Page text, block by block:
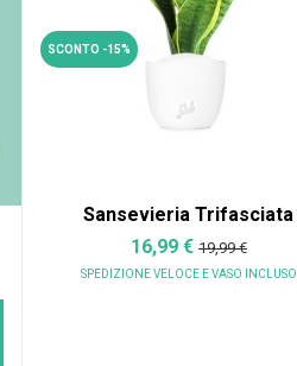
SCONTO -15%
Sansevieria Trifasciata
16,99 € 19,99 €
SPEDIZIONE VELOCE E VASO INCLUSO